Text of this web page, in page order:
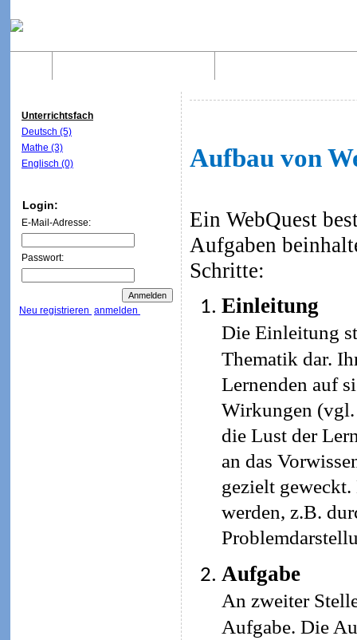
Unterrichtsfach
Deutsch (5)
Mathe (3)
Englisch (0)
Login:
E-Mail-Adresse:
Passwort:
Neu registrieren anmelden
Aufbau von
Ein WebQuest
Aufgaben
Schritte:
Einleitung
Die Einleitung
Thematik dar.
Lernenden auf
Wirkungen (vgl.
die Lust der
an das
gezielt
werden, z.B.
Aufgabe
An zweiter
Aufgabe. Die